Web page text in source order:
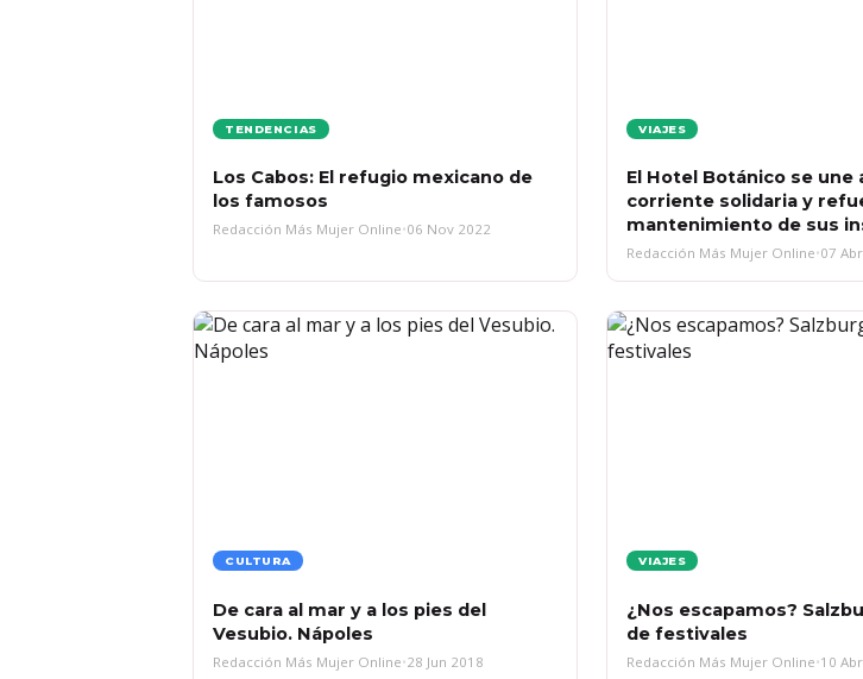
TENDENCIAS
Los Cabos: El refugio mexicano de
los famosos
Redacción Más Mujer Online•06 Nov 2022
VIAJES
El Hotel Botánico se une
corriente solidaria y
mantenimiento de sus
Redacción Más Mujer Online•07
CULTURA
De cara al mar y a los pies del
Vesubio. Nápoles
Redacción Más Mujer Online•28 Jun 2018
VIAJES
¿Nos escapamos?
de festivales
Redacción Más Mujer Online•10